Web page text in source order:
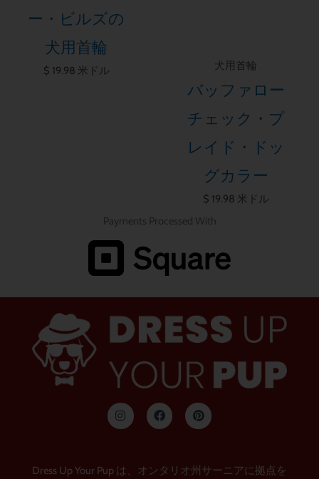
ー・ビルズの
犬用首輪
$ 19.98 米ドル 犬用首輪
バッファロー
チェック・プ
レイド・ドッ
グカラー
$ 19.98 米ドル
Payments Processed With
イ
ン
ス
ラ
ム
フ
ェ
イ
ッ
ク
ピ
ン
タ
ト
Dress Up Your Pup は、オンタリオ州サーニアに拠点を